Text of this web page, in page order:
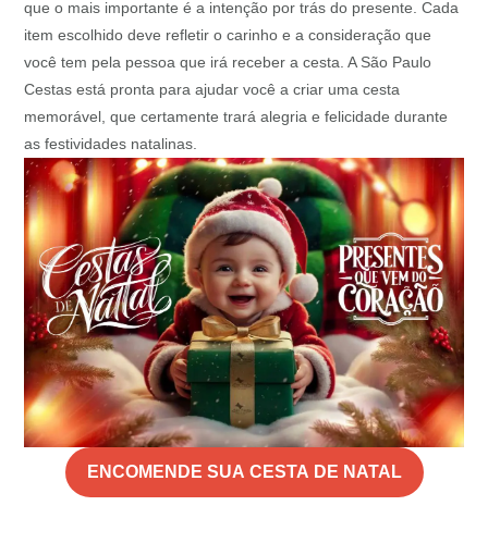
que o mais importante é a intenção por trás do presente. Cada
item escolhido deve refletir o carinho e a consideração que
você tem pela pessoa que irá receber a cesta. A São Paulo
Cestas está pronta para ajudar você a criar uma cesta
memorável, que certamente trará alegria e felicidade durante
as festividades natalinas.
ENCOMENDE SUA CESTA DE NATAL